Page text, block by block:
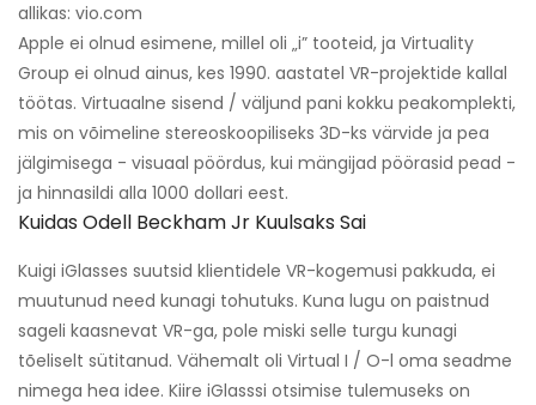
allikas: vio.com
Apple ei olnud esimene, millel oli „i” tooteid, ja Virtuality
Group ei olnud ainus, kes 1990. aastatel VR-projektide kallal
töötas. Virtuaalne sisend / väljund pani kokku peakomplekti,
mis on võimeline stereoskoopiliseks 3D-ks värvide ja pea
jälgimisega - visuaal pöördus, kui mängijad pöörasid pead -
ja hinnasildi alla 1000 dollari eest.
Kuidas Odell Beckham Jr Kuulsaks Sai
Kuigi iGlasses suutsid klientidele VR-kogemusi pakkuda, ei
muutunud need kunagi tohutuks. Kuna lugu on paistnud
sageli kaasnevat VR-ga, pole miski selle turgu kunagi
tõeliselt sütitanud. Vähemalt oli Virtual I / O-l oma seadme
nimega hea idee. Kiire iGlasssi otsimise tulemuseks on